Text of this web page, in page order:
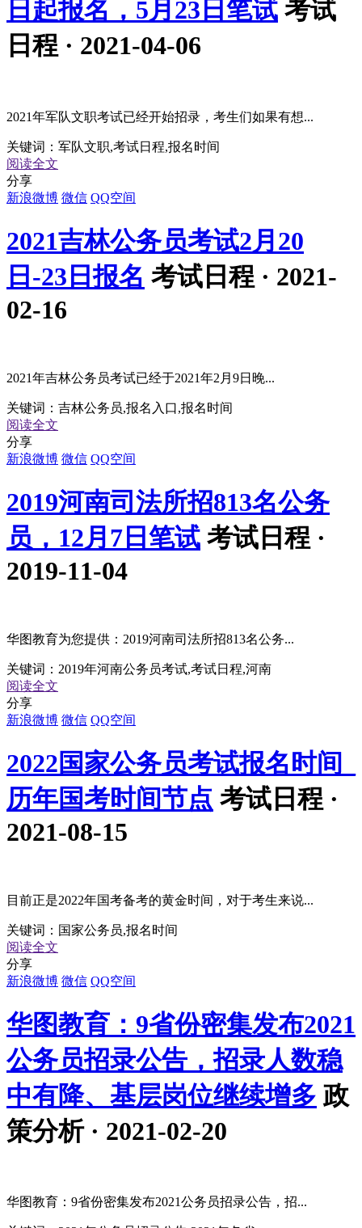
日起报名，5月23日笔试 考试
日程 · 2021-04-06
2021年军队文职考试已经开始招录，考生们如果有想...
关键词： 军队文职,考试日程,报名时间
阅读全文
分享
新浪微博 微信 QQ空间
2021吉林公务员考试2月20
日-23日报名 考试日程 · 2021-
02-16
2021年吉林公务员考试已经于2021年2月9日晚...
关键词： 吉林公务员,报名入口,报名时间
阅读全文
分享
新浪微博 微信 QQ空间
2019河南司法所招813名公务
员，12月7日笔试 考试日程 ·
2019-11-04
华图教育为您提供：2019河南司法所招813名公务...
关键词： 2019年河南公务员考试,考试日程,河南
阅读全文
分享
新浪微博 微信 QQ空间
2022国家公务员考试报名时间_
历年国考时间节点 考试日程 ·
2021-08-15
目前正是2022年国考备考的黄金时间，对于考生来说...
关键词： 国家公务员,报名时间
阅读全文
分享
新浪微博 微信 QQ空间
华图教育：9省份密集发布2021
公务员招录公告，招录人数稳
中有降、基层岗位继续增多 政
策分析 · 2021-02-20
华图教育：9省份密集发布2021公务员招录公告，招...